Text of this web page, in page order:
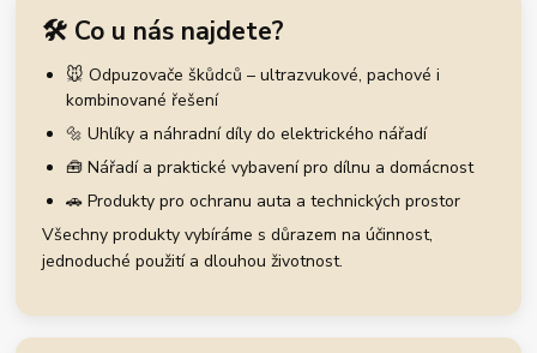
🛠️ Co u nás najdete?
🐭 Odpuzovače škůdců – ultrazvukové, pachové i
kombinované řešení
🔩 Uhlíky a náhradní díly do elektrického nářadí
🧰 Nářadí a praktické vybavení pro dílnu a domácnost
🚗 Produkty pro ochranu auta a technických prostor
Všechny produkty vybíráme s důrazem na účinnost,
jednoduché použití a dlouhou životnost.